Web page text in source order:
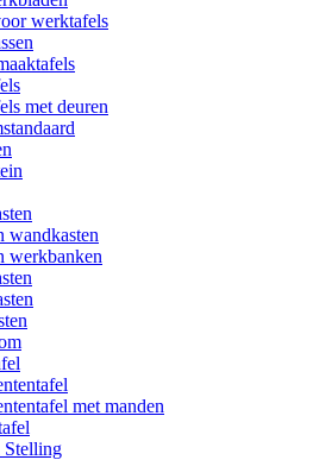
werktafels
met deuren
wandkasten
werkbanken
met manden
Stelling